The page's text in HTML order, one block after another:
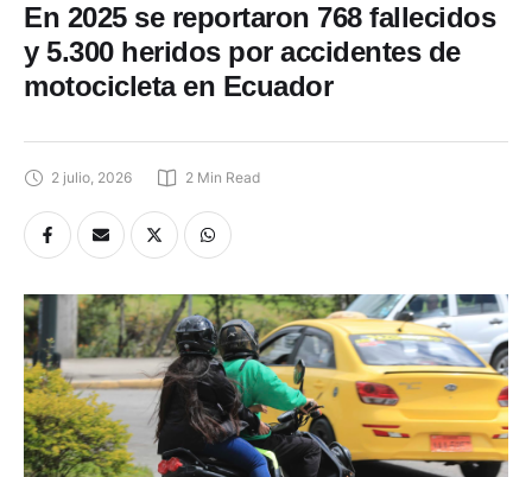
En 2025 se reportaron 768 fallecidos
y 5.300 heridos por accidentes de
motocicleta en Ecuador
2 julio, 2026 2 Min Read